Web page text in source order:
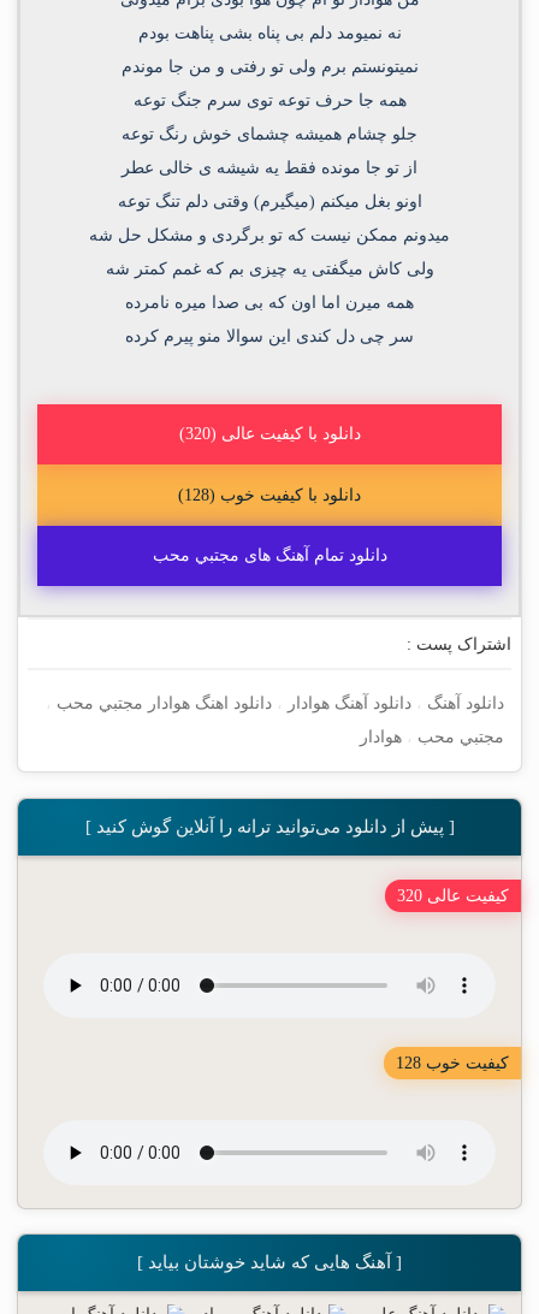
نه نمیومد دلم بی پناه بشی پناهت بودم
نمیتونستم برم ولی تو رفتی و من جا موندم
همه جا حرف توعه توی سرم جنگ توعه
جلو چشام همیشه چشمای خوش رنگ توعه
از تو جا مونده فقط یه شیشه ی خالی عطر
اونو بغل میکنم (میگیرم) وقتی دلم تنگ توعه
میدونم ممکن نیست که تو برگردی و مشکل حل شه
ولی کاش میگفتی یه چیزی بم که غمم کمتر شه
همه میرن اما اون که بی صدا میره نامرده
سر چی دل کندی این سوالا منو پیرم کرده
دانلود با کیفیت عالی (320)
دانلود با کیفیت خوب (128)
دانلود تمام آهنگ های مجتبي محب
اشتراک پست :
دانلود آهنگ ، دانلود آهنگ هوادار ، دانلود اهنگ هوادار مجتبي محب ،
مجتبي محب ، هوادار
[ پیش از دانلود می‌توانید ترانه را آنلاین گوش کنید ]
کیفیت عالی 320
کیفیت خوب 128
[ آهنگ هایی که شاید خوشتان بیاید ]